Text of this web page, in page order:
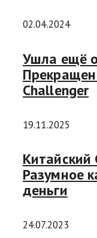
02.04.2024
Ушла ещё
Challenger
19.11.2025
Китайский
Разумное
деньги
24.07.2023